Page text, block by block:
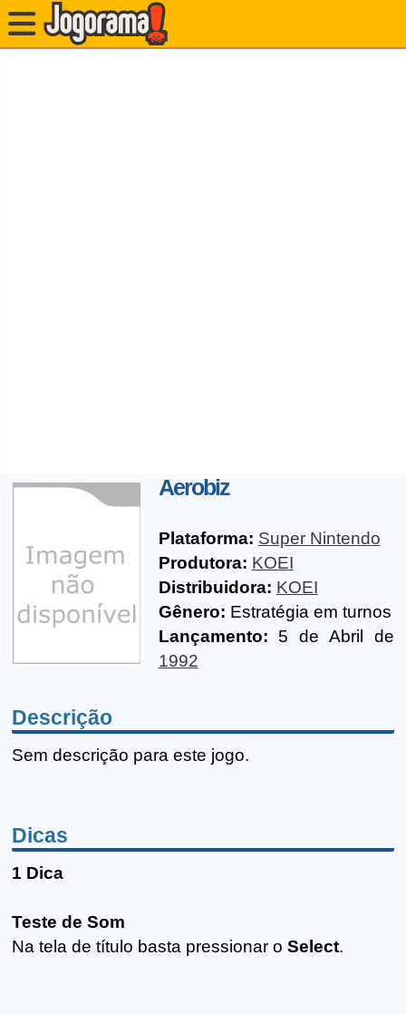
Aerobiz
Plataforma: Super Nintendo
Produtora: KOEI
Distribuidora: KOEI
Gênero: Estratégia em turnos
Lançamento: 5 de Abril de
1992
Descrição
Sem descrição para este jogo.
Dicas
1 Dica
Teste de Som
Na tela de título basta pressionar oSelect.